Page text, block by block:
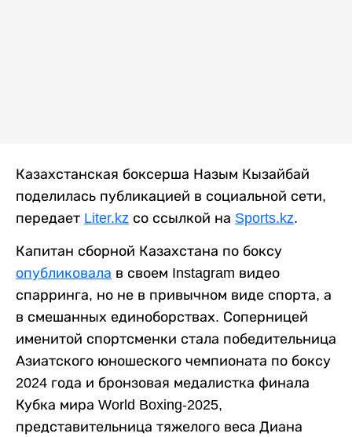
Казахстанская боксерша Назым Кызайбай
поделилась публикацией в социальной сети,
передает Liter.kz со ссылкой на Sports.kz.
Капитан сборной Казахстана по боксу
опубликовала в своем Instagram видео
спарринга, но не в привычном виде спорта, а
в смешанных единоборствах. Соперницей
именитой спортсменки стала победительница
Азиатского юношеского чемпионата по боксу
2024 года и бронзовая медалистка финала
Кубка мира World Boxing-2025,
представительница тяжелого веса Диана